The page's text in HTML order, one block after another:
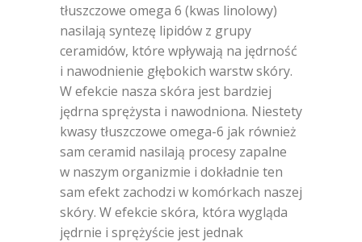
tłuszczowe omega 6 (kwas linolowy)
nasilają syntezę lipidów z grupy
ceramidów, które wpływają na jędrność
i nawodnienie głębokich warstw skóry.
W efekcie nasza skóra jest bardziej
jędrna sprężysta i nawodniona. Niestety
kwasy tłuszczowe omega-6 jak również
sam ceramid nasilają procesy zapalne
w naszym organizmie i dokładnie ten
sam efekt zachodzi w komórkach naszej
skóry. W efekcie skóra, która wygląda
jędrnie i sprężyście jest jednak